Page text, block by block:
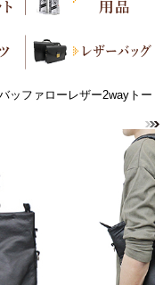
ッファローレザー2wayトー